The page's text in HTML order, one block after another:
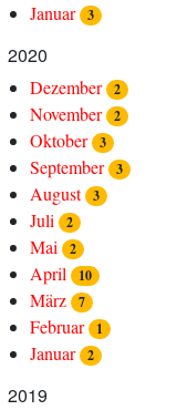
Januar 3
2020
Dezember 2
November 2
Oktober 3
September 3
August 3
Juli 2
Mai 2
April 10
März 7
Februar 1
Januar 2
2019